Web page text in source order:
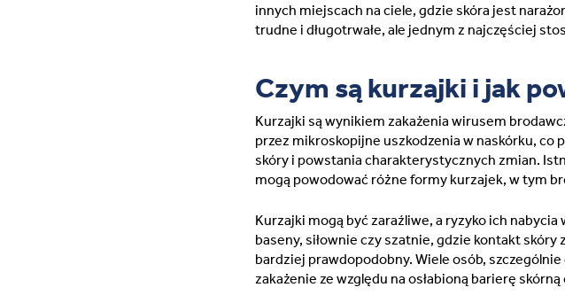
innych miejscach na ciele, gdzie skóra jest
trudne i długotrwałe, ale jednym z najczęściej
Czym są kurzajki i jak
Kurzajki są wynikiem zakażenia wirusem
przez mikroskopijne uszkodzenia w naskórku,
skóry i powstania charakterystycznych zmian.
mogą powodować różne formy kurzajek, w tym
Kurzajki mogą być zaraźliwe, a ryzyko ich
baseny, siłownie czy szatnie, gdzie kontakt
bardziej prawdopodobny. Wiele osób,
zakażenie ze względu na osłabioną barierę